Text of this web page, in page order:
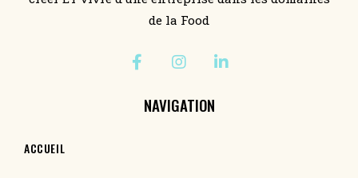
de la Food
NAVIGATION
ACCUEIL